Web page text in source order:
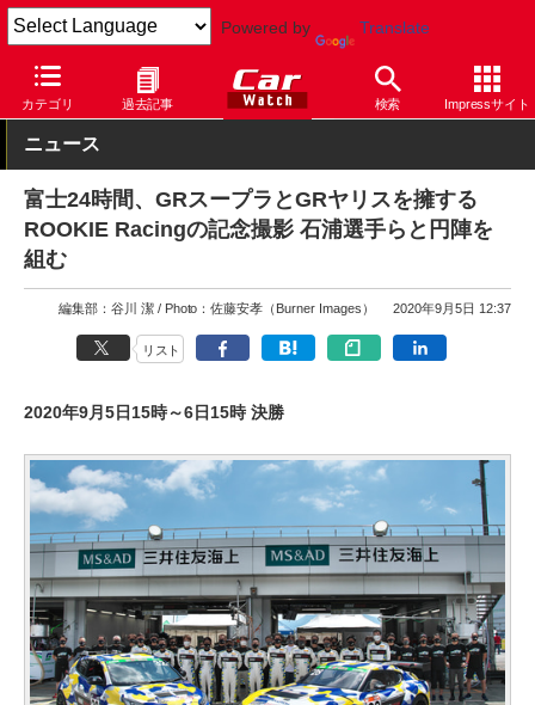
Powered by Translate
カテゴリ 過去記事 検索 Impressサイト
Car Watch モータースポーツ その他
ニュース
富士24時間、GRスープラとGRヤリスを擁する
ROOKIE Racingの記念撮影 石浦選手らと円陣を
組む
編集部：谷川 潔 Photo：佐藤安孝（Burner Images） 2020年9月5日 12:37
リスト
2020年9月5日15時～6日15時 決勝